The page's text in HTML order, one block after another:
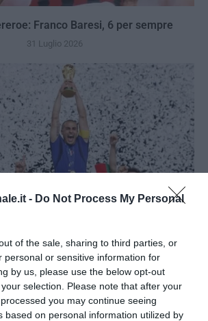
- Do Not Process My Personal
of the sale, sharing to third parties, or
personal or sensitive information for
by us, please use the below opt-out
selection. Please note that after your
you may continue seeing
based on personal information utilized by
Franco Baresi, 6 per sempre
31 Luglio 2026
una notte da campioni del mondo
18 Luglio 2026